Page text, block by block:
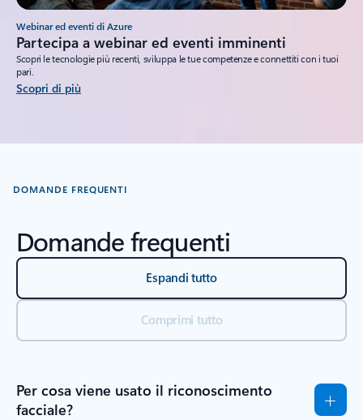
Webinar ed eventi di Azure
Partecipa a webinar ed eventi imminenti
Scopri le tecnologie più recenti, sviluppa le tue competenze e connettiti con i tuoi
pari.
Scopri di più
DOMANDE FREQUENTI
Domande frequenti
Espandi tutto
Comprimi tutto
Per cosa viene usato il riconoscimento
facciale?